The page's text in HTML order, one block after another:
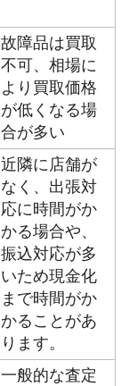
故障品は買取
不可、相場に
より買取価格
が低くなる場
合が多い
近隣に店舗が
なく、出張対
応に時間がか
かる場合や、
振込対応が多
いため現金化
まで時間がか
かることがあ
ります。
一般的な査定